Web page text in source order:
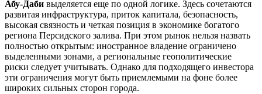
Абу-Даби выделяется еще по одной логике. Здесь сочетаются
развитая инфраструктура, приток капитала, безопасность,
высокая связность и четкая позиция в экономике богатого
региона Персидского залива. При этом рынок нельзя назвать
полностью открытым: иностранное владение ограничено
выделенными зонами, а региональные геополитические
риски следует учитывать. Однако для подходящего инвестора
эти ограничения могут быть приемлемыми на фоне более
широких сильных сторон города.